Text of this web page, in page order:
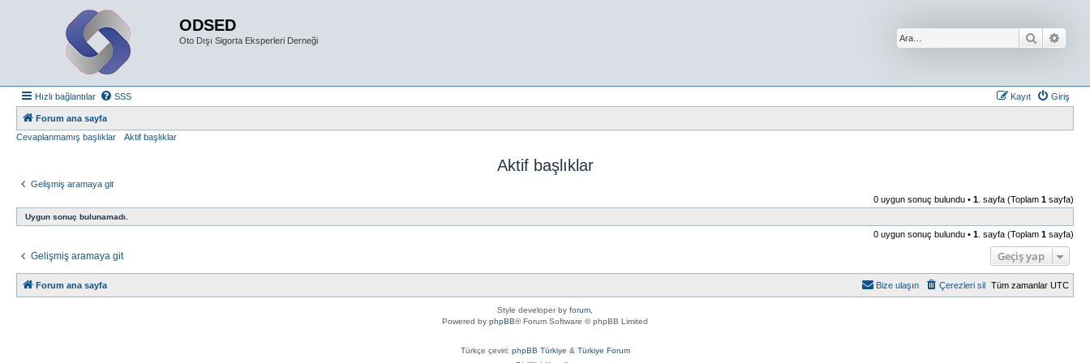
ODSED
Oto Dışı Sigorta Eksperleri Derneği Ara
Hızlı bağlantılar SSS Giriş
Kayıt
Forum ana sayfa
Cevaplanmamış başlıklar
Aktif başlıklar
Aktif başlıklar
Gelişmiş aramaya git
0 uygun sonuç bulundu • 1 . sayfa (Toplam 1 sayfa)
Uygun sonuç bulunamadı.
0 uygun sonuç bulundu • 1 . sayfa (Toplam 1 sayfa)
Gelişmiş aramaya git Geçiş yap
Forum ana sayfa Tüm zamanlar UTC
Çerezleri sil
Bize ulaşın
Style developer by forum
Powered by phpBB® Forum Software © phpBB Limited
Türkçe çeviri: phpBB Türkiye & Türkiye Forum